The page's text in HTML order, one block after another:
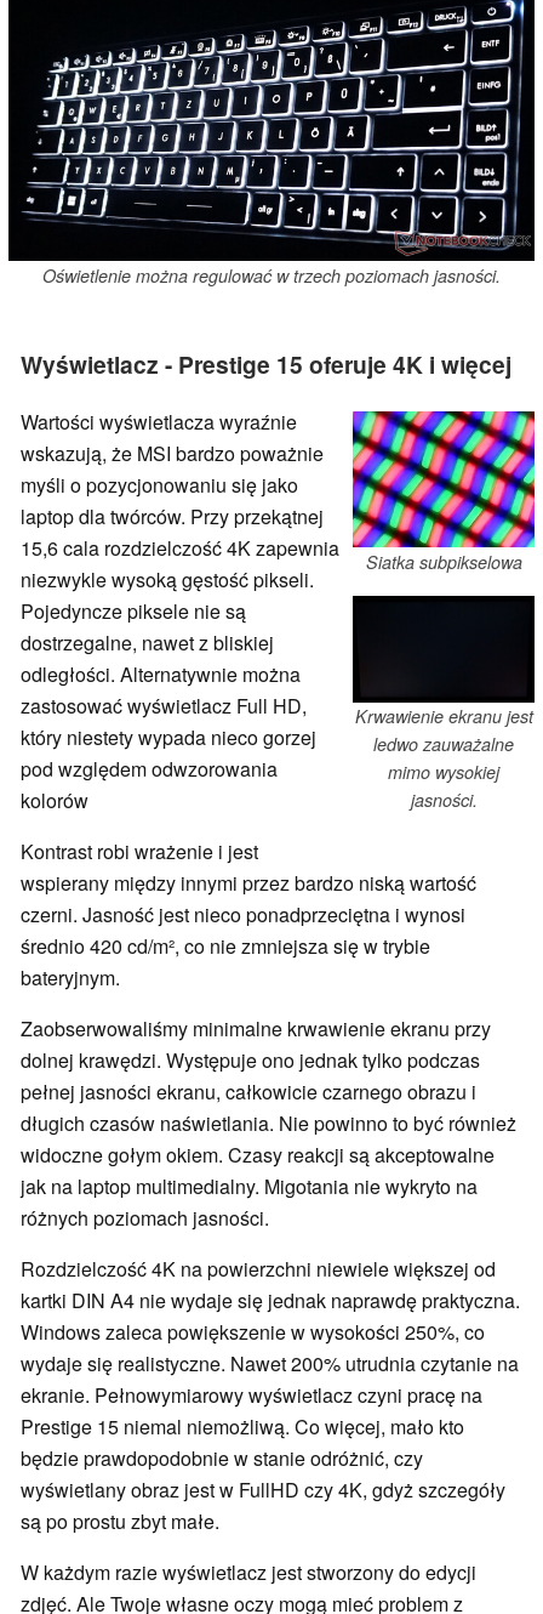
Oświetlenie można regulować w trzech poziomach jasności.
Wyświetlacz - Prestige 15 oferuje 4K i więcej
Siatka subpikselowa
Krwawienie ekranu jest
ledwo zauważalne
mimo wysokiej
jasności.
Wartości wyświetlacza wyraźnie
wskazują, że MSI bardzo poważnie
myśli o pozycjonowaniu się jako
laptop dla twórców. Przy przekątnej
15,6 cala rozdzielczość 4K zapewnia
niezwykle wysoką gęstość pikseli.
Pojedyncze piksele nie są
dostrzegalne, nawet z bliskiej
odległości. Alternatywnie można
zastosować wyświetlacz Full HD,
który niestety wypada nieco gorzej
pod względem odwzorowania
kolorów
Kontrast robi wrażenie i jest
wspierany między innymi przez bardzo niską wartość
czerni. Jasność jest nieco ponadprzeciętna i wynosi
średnio 420 cd/m², co nie zmniejsza się w trybie
bateryjnym.
Zaobserwowaliśmy minimalne krwawienie ekranu przy
dolnej krawędzi. Występuje ono jednak tylko podczas
pełnej jasności ekranu, całkowicie czarnego obrazu i
długich czasów naświetlania. Nie powinno to być również
widoczne gołym okiem. Czasy reakcji są akceptowalne
jak na laptop multimedialny. Migotania nie wykryto na
różnych poziomach jasności.
Rozdzielczość 4K na powierzchni niewiele większej od
kartki DIN A4 nie wydaje się jednak naprawdę praktyczna.
Windows zaleca powiększenie w wysokości 250%, co
wydaje się realistyczne. Nawet 200% utrudnia czytanie na
ekranie. Pełnowymiarowy wyświetlacz czyni pracę na
Prestige 15 niemal niemożliwą. Co więcej, mało kto
będzie prawdopodobnie w stanie odróżnić, czy
wyświetlany obraz jest w FullHD czy 4K, gdyż szczegóły
są po prostu zbyt małe.
W każdym razie wyświetlacz jest stworzony do edycji
zdjęć. Ale Twoje własne oczy mogą mieć problem z